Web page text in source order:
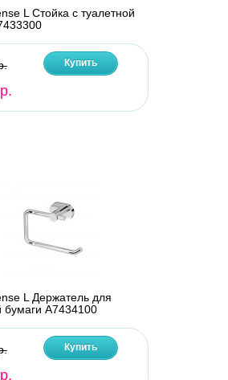
L Стойка с туалетной
Купить
L Держатель для
бумаги A7434100
Купить